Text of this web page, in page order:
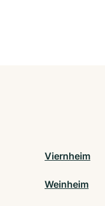
Viernheim
Weinheim